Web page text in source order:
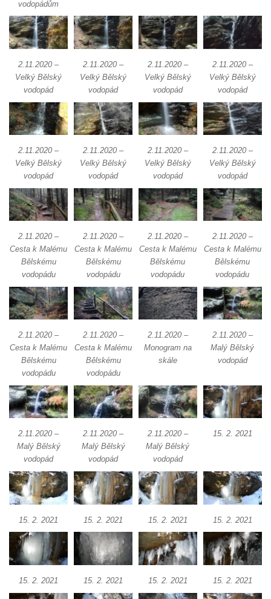
vodopádům
2.11.2020 –
Velký Bělský
vodopád
2.11.2020 –
Velký Bělský
vodopád
2.11.2020 –
Velký Bělský
vodopád
2.11.2020 –
Velký Bělský
vodopád
2.11.2020 –
Velký Bělský
vodopád
2.11.2020 –
Velký Bělský
vodopád
2.11.2020 –
Velký Bělský
vodopád
2.11.2020 –
Velký Bělský
vodopád
2.11.2020 –
Cesta k Malému
Bělskému
vodopádu
2.11.2020 –
Cesta k Malému
Bělskému
vodopádu
2.11.2020 –
Cesta k Malému
Bělskému
vodopádu
2.11.2020 –
Cesta k Malému
Bělskému
vodopádu
2.11.2020 –
Cesta k Malému
Bělskému
vodopádu
2.11.2020 –
Cesta k Malému
Bělskému
vodopádu
2.11.2020 –
Monogram na
skále
2.11.2020 –
Malý Bělský
vodopád
2.11.2020 –
Malý Bělský
vodopád
2.11.2020 –
Malý Bělský
vodopád
2.11.2020 –
Malý Bělský
vodopád
15. 2. 2021
15. 2. 2021 15. 2. 2021 15. 2. 2021 15. 2. 2021
15. 2. 2021 15. 2. 2021 15. 2. 2021 15. 2. 2021